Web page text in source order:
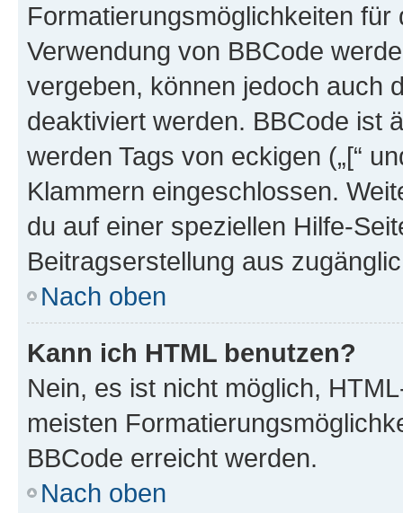
Formatierungsmöglichkeiten
Verwendung von BBCode
vergeben, können jedoch auch
deaktiviert werden. BBCode ist
werden Tags von eckigen („[“
Klammern eingeschlossen.
du auf einer speziellen Hilfe-
Beitragserstellung aus
Nach oben
Kann ich HTML benutzen?
Nein, es ist nicht möglich,
meisten
BBCode erreicht werden.
Nach oben